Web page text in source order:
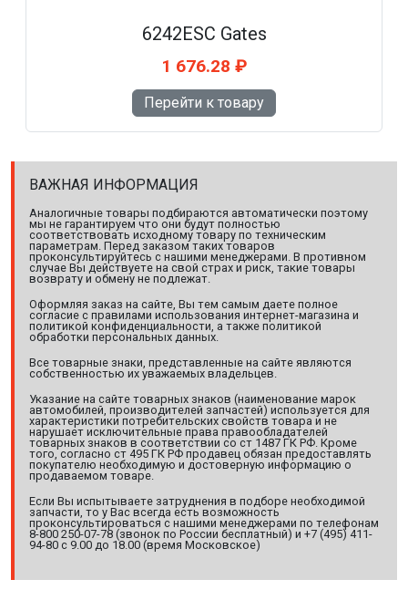
6242ESC Gates
1 676.28 ₽
Перейти к товару
ВАЖНАЯ ИНФОРМАЦИЯ
Аналогичные товары подбираются автоматически поэтому
мы не гарантируем что они будут полностью
соответствовать исходному товару по техническим
параметрам. Перед заказом таких товаров
проконсультируйтесь с нашими менеджерами. В противном
случае Вы действуете на свой страх и риск, такие товары
возврату и обмену не подлежат.
Оформляя заказ на сайте, Вы тем самым даете полное
согласие с правилами использования интернет-магазина и
политикой конфиденциальности, а также политикой
обработки персональных данных.
Все товарные знаки, представленные на сайте являются
собственностью их уважаемых владельцев.
Указание на сайте товарных знаков (наименование марок
автомобилей, производителей запчастей) используется для
характеристики потребительских свойств товара и не
нарушает исключительные права правообладателей
товарных знаков в соответствии со ст 1487 ГК РФ. Кроме
того, согласно ст 495 ГК РФ продавец обязан предоставлять
покупателю необходимую и достоверную информацию о
продаваемом товаре.
Если Вы испытываете затруднения в подборе необходимой
запчасти, то у Вас всегда есть возможность
проконсультироваться с нашими менеджерами по телефонам
8-800 250-07-78 (звонок по России бесплатный) и +7 (495) 411-
94-80 с 9.00 до 18.00 (время Московское)